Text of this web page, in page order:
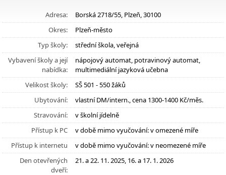
Adresa:
Borská 2718/55, Plzeň, 30100
Okres:
Plzeň-město
Typ školy:
střední škola, veřejná
Vybavení školy a její
nabídka:
nápojový automat, potravinový automat,
multimediální jazyková učebna
Velikost školy:
SŠ 501 - 550 žáků
Ubytování:
vlastní DM/intern., cena 1300-1400 Kč/měs.
Stravování:
v školní jídelně
Přístup k PC
v době mimo vyučování: v omezené míře
Přístup k internetu
v době mimo vyučování: v neomezené míře
Den otevřených
dveří:
21. a 22. 11. 2025, 16. a 17. 1. 2026